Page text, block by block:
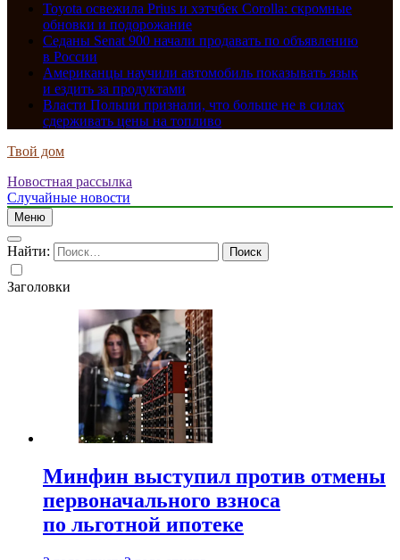
Toyota освежила Prius и хэтчбек Corolla: скромные
обновки и подорожание
Седаны Senat 900 начали продавать по объявлению
в России
Американцы научили автомобиль показывать язык
и ездить за продуктами
Власти Польши признали, что больше не в силах
сдерживать цены на топливо
Твой дом
Новостная рассылка
Случайные новости
Меню
Найти:
Заголовки
Минфин выступил против отмены
первоначального взноса
по льготной ипотеке